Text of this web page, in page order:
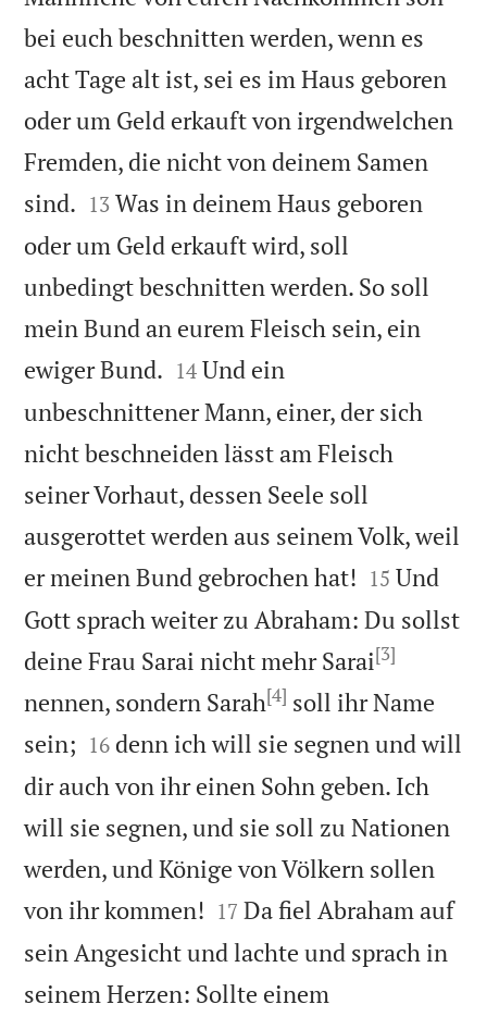
bei euch beschnitten werden, wenn es
acht Tage alt ist, sei es im Haus geboren
oder um Geld erkauft von irgendwelchen
Fremden, die nicht von deinem Samen
sind. 

13 Was in deinem Haus geboren
oder um Geld erkauft wird, soll
unbedingt beschnitten werden. So soll
mein Bund an eurem Fleisch sein, ein
ewiger Bund. 

14 Und ein
unbeschnittener Mann, einer, der sich
nicht beschneiden lässt am Fleisch
seiner Vorhaut, dessen Seele soll
ausgerottet werden aus seinem Volk, weil
er meinen Bund gebrochen hat! 

15 Und
Gott sprach weiter zu Abraham: Du sollst
deine Frau Sarai nicht mehr Sarai[3]
nennen, sondern Sarah[4] soll ihr Name
sein; 

16 denn ich will sie segnen und will
dir auch von ihr einen Sohn geben. Ich
will sie segnen, und sie soll zu Nationen
werden, und Könige von Völkern sollen
von ihr kommen! 

17 Da fiel Abraham auf
sein Angesicht und lachte und sprach in
seinem Herzen: Sollte einem